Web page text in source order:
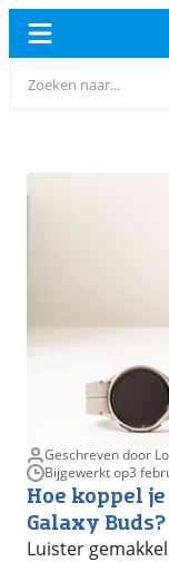
Geschreven door
Bijgewerkt op3
Hoe koppel
Galaxy Buds?
Luister